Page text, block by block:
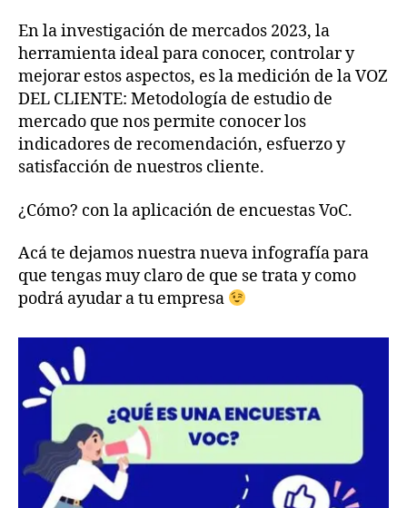
En la investigación de mercados 2023, la
herramienta ideal para conocer, controlar y
mejorar estos aspectos, es la medición de la VOZ
DEL CLIENTE: Metodología de estudio de
mercado que nos permite conocer los
indicadores de recomendación, esfuerzo y
satisfacción de nuestros cliente.
¿Cómo? con la aplicación de encuestas VoC.
Acá te dejamos nuestra nueva infografía para
que tengas muy claro de que se trata y como
podrá ayudar a tu empresa